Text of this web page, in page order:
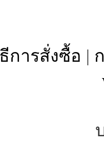
การสั่งซื้อ |